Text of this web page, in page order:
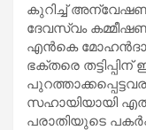
കുറിച്ച്
ദേവസ്വം
എന്‍കെ
ഭക്തരെ
സഹായിയായി
പരാതിയുടെ